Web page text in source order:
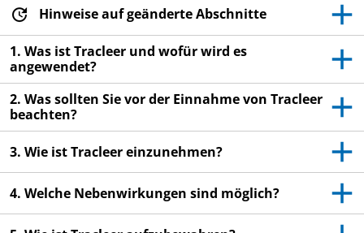
Dieses Arzneimittel wurde Ihnen persönlich
verschrieben. Geben Sie es nicht an Dritte weiter.
Es kann anderen Menschen schaden, auch wenn
diese die gleichen Beschwerden haben wie Sie.
Wenn Sie Nebenwirkungen bemerken, wenden Sie
sich an Ihren Arzt oder Apotheker. Dies gilt auch
für Nebenwirkungen, die nicht in dieser
Packungsbeilage angegeben sind. Siehe Abschnitt
Hinweise auf geänderte Abschnitte
1. Was ist Tracleer und wofür wird es
angewendet?
2. Was sollten Sie vor der Einnahme von Tracleer
beachten?
3. Wie ist Tracleer einzunehmen?
4. Welche Nebenwirkungen sind möglich?